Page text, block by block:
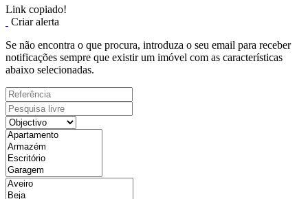
Link copiado!
Criar alerta
Se não encontra o que procura, introduza o seu email para receber
notificações sempre que existir um imóvel com as características
abaixo selecionadas.